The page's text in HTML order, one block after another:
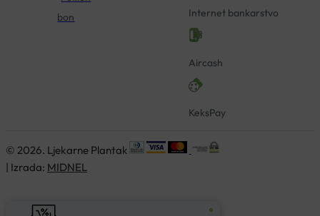
bon
Internet bankarstvo
Aircash
KeksPay
© 2026. Ljekarne Plantak
| Izrada: MIDNEL